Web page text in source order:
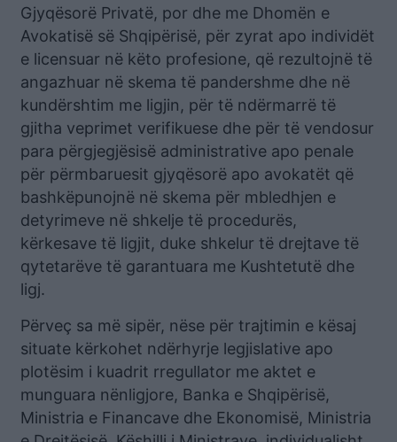
Gjyqësorë Privatë, por dhe me Dhomën e
Avokatisë së Shqipërisë, për zyrat apo individët
e licensuar në këto profesione, që rezultojnë të
angazhuar në skema të pandershme dhe në
kundërshtim me ligjin, për të ndërmarrë të
gjitha veprimet verifikuese dhe për të vendosur
para përgjegjësisë administrative apo penale
për përmbaruesit gjyqësorë apo avokatët që
bashkëpunojnë në skema për mbledhjen e
detyrimeve në shkelje të procedurës,
kërkesave të ligjit, duke shkelur të drejtave të
qytetarëve të garantuara me Kushtetutë dhe
ligj.
Përveç sa më sipër, nëse për trajtimin e kësaj
situate kërkohet ndërhyrje legjislative apo
plotësim i kuadrit rregullator me aktet e
munguara nënligjore, Banka e Shqipërisë,
Ministria e Financave dhe Ekonomisë, Ministria